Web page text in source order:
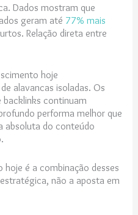
Dados mostram que
geram até 77% mais
Relação direta entre
hoje
alavancas isoladas. Os
backlinks continuam
performa melhor que
absoluta do conteúdo
é a combinação desses
não a aposta em